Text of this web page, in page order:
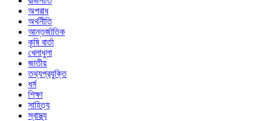
অপরাধ
অর্থনীতি
আন্তর্জাতিক
কৃষি বার্তা
খেলাধুলা
জাতীয়
তথ্যপ্রযুক্তি
ধর্ম
শিক্ষা
সাহিত্য
স্বাস্থ্য